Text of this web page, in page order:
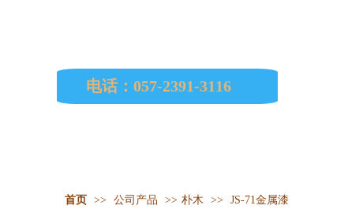
电话：057-2391-3116
首页 >> 公司产品 >> 朴木 >> JS-71金属漆